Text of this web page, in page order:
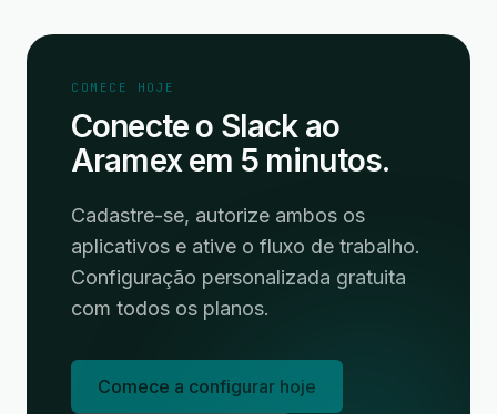
COMECE HOJE
Conecte o Slack ao
Aramex em 5 minutos.
Cadastre-se, autorize ambos os
aplicativos e ative o fluxo de trabalho.
Configuração personalizada gratuita
com todos os planos.
Comece a configurar hoje